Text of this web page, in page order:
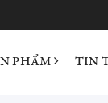
PHẨM TIN